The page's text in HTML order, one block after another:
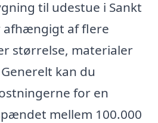
til udestue i Sankt
afhængigt af flere
størrelse, materialer
kan du
for en
mellem 100.000